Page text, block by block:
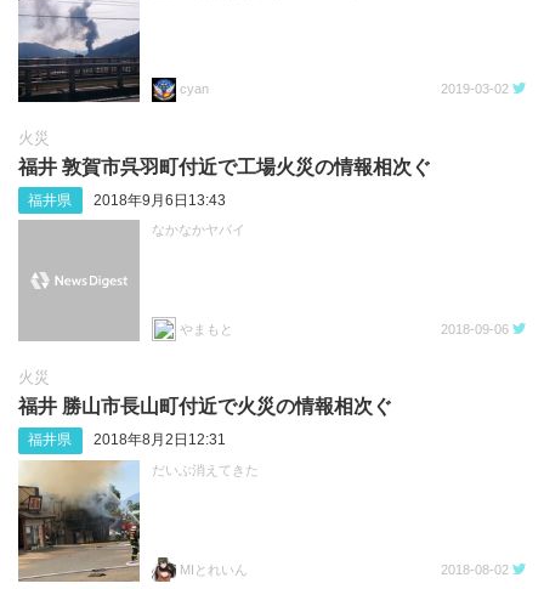
cyan 2019-03-02
火災
福井 敦賀市呉羽町付近で工場火災の情報相次ぐ
福井県 2018年9月6日13:43
なかなかヤバイ
やまもと 2018-09-06
火災
福井 勝山市長山町付近で火災の情報相次ぐ
福井県 2018年8月2日12:31
だいぶ消えてきた
MIとれいん 2018-08-02